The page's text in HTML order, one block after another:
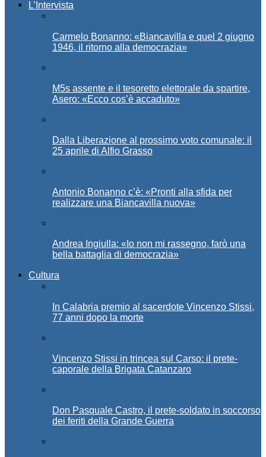
L’Intervista
Carmelo Bonanno: «Biancavilla e quel 2 giugno
1946, il ritorno alla democrazia»
M5s assente e il tesoretto elettorale da spartire,
Asero: «Ecco cos’è accaduto»
Dalla Liberazione al prossimo voto comunale: il
25 aprile di Alfio Grasso
Antonio Bonanno c’è: «Pronti alla sfida per
realizzare una Biancavilla nuova»
Andrea Ingiulla: «Io non mi rassegno, farò una
bella battaglia di democrazia»
Cultura
In Calabria premio al sacerdote Vincenzo Stissi,
77 anni dopo la morte
Vincenzo Stissi in trincea sul Carso: il prete-
caporale della Brigata Catanzaro
Don Pasquale Castro, il prete-soldato in soccorso
dei feriti della Grande Guerra